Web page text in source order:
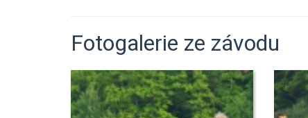
Fotogalerie ze závodu